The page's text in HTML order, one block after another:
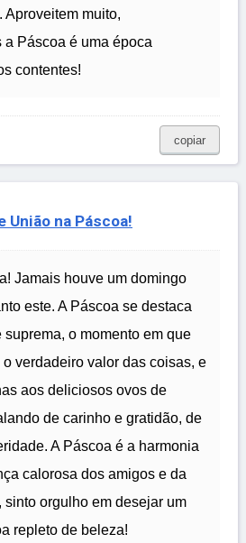
Aproveitem muito,
a Páscoa é uma época
contentes!
copiar
União na Páscoa!
Jamais houve um domingo
este. A Páscoa se destaca
o momento em que
verdadeiro valor das coisas, e
aos deliciosos ovos de
de carinho e gratidão, de
A Páscoa é a harmonia
calorosa dos amigos e da
sinto orgulho em desejar um
repleto de beleza!